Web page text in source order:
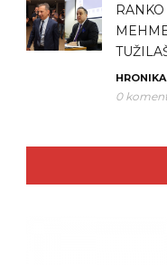
HRONIKA
0